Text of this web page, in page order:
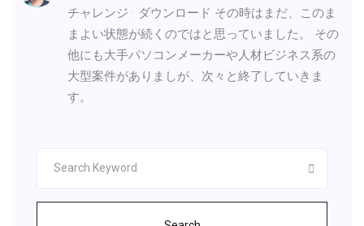
チャレンジ · ダウンロード その時はまだ、このま
まよい状態が続くのではと思っていました。 その
他にも大手パソコンメーカーや人材ビジネス系の
大型案件がありましが、次々と終了していきま
す。